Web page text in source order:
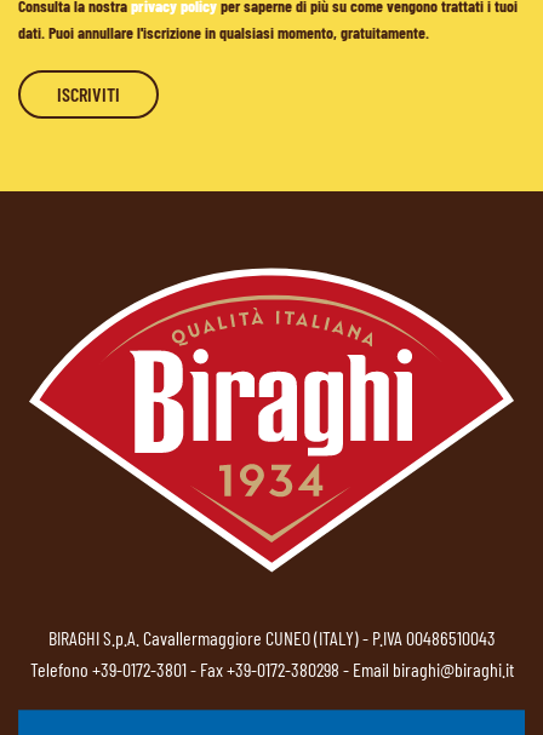
Consulta la nostraprivacy policyper saperne di più su come vengono trattati i tuoi
dati. Puoi annullare l'iscrizione in qualsiasi momento, gratuitamente.
BIRAGHI S.p.A. Cavallermaggiore CUNEO (ITALY) - P.IVA 00486510043
Telefono +39-0172-3801- Fax +39-0172-380298 - Email biraghi@biraghi.it